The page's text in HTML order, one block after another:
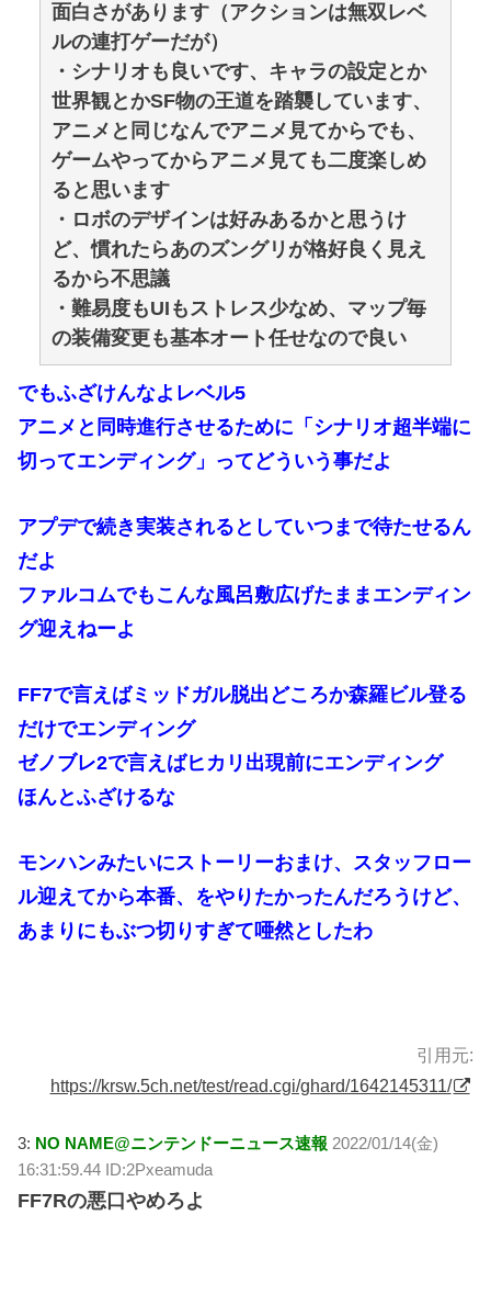
面白さがあります（アクションは無双レベ
ルの連打ゲーだが）
・シナリオも良いです、キャラの設定とか
世界観とかSF物の王道を踏襲しています、
アニメと同じなんでアニメ見てからでも、
ゲームやってからアニメ見ても二度楽しめ
ると思います
・ロボのデザインは好みあるかと思うけ
ど、慣れたらあのズングリが格好良く見え
るから不思議
・難易度もUIもストレス少なめ、マップ毎
の装備変更も基本オート任せなので良い
でもふざけんなよレベル5
アニメと同時進行させるために「シナリオ超半端に
切ってエンディング」ってどういう事だよ
アプデで続き実装されるとしていつまで待たせるん
だよ
ファルコムでもこんな風呂敷広げたままエンディン
グ迎えねーよ
FF7で言えばミッドガル脱出どころか森羅ビル登る
だけでエンディング
ゼノブレ2で言えばヒカリ出現前にエンディング
ほんとふざけるな
モンハンみたいにストーリーおまけ、スタッフロー
ル迎えてから本番、をやりたかったんだろうけど、
あまりにもぶつ切りすぎて唖然としたわ
引用元:
https://krsw.5ch.net/test/read.cgi/ghard/1642145311/
3: NO NAME@ニンテンドーニュース速報 2022/01/14(金)
16:31:59.44 ID:2Pxeamuda
FF7Rの悪口やめろよ